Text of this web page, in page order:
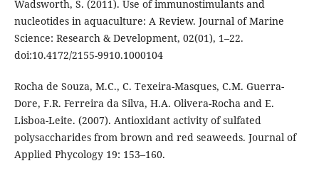
Wadsworth, S. (2011). Use of immunostimulants and
nucleotides in aquaculture: A Review. Journal of Marine
Science: Research & Development, 02(01), 1–22.
doi:10.4172/2155-9910.1000104
Rocha de Souza, M.C., C. Texeira-Masques, C.M. Guerra-
Dore, F.R. Ferreira da Silva, H.A. Olivera-Rocha and E.
Lisboa-Leite. (2007). Antioxidant activity of sulfated
polysaccharides from brown and red seaweeds. Journal of
Applied Phycology 19: 153–160.